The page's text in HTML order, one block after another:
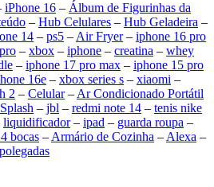
iPhone 16 – Álbum de Figurinhas da
– Hub Celulares – Hub Geladeira –
14 – ps5 – Air Fryer– iphone 16 pro
– xbox – iphone – creatina – whey
– iphone 17 pro max – iphone 15 pro
16e – xbox series s – xiaomi –
2 – Celular– Ar Condicionado Portátil
– jbl – redmi note 14 – tenis nike
liquidificador– ipad – guarda roupa –
bocas – Armário de Cozinha – Alexa –